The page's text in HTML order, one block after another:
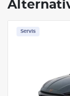
design s
interiér, který
delších trasách.
naftové varianty,
svých potřeb.
Servis